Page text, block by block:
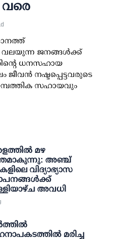
വരെ
വലയുന്ന ജനങ്ങള്‍ക്ക്
ധനസഹായ
ജീവന്‍ നഷ്ടപ്പെട്ടവരുടെ
സഹായവും
മഴ
അഞ്ച്
വിദ്യാഭ്യാസ
അവധി
മരിച്ച